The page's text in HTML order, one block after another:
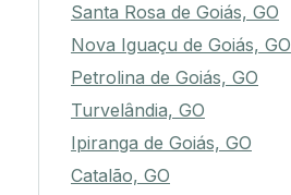
Santa Rosa de Goiás, GO
Nova Iguaçu de Goiás, GO
Petrolina de Goiás, GO
Turvelândia, GO
Ipiranga de Goiás, GO
Catalão, GO